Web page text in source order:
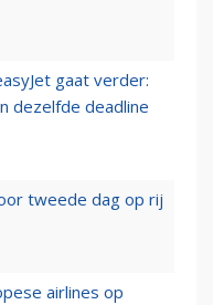
gaat verder:
dezelfde deadline
tweede dag op rij
airlines op